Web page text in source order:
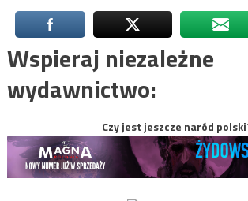
Wspieraj niezależne
wydawnictwo:
Czy jest jeszcze naród